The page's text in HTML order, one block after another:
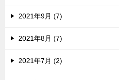
2021年9月 (7)
2021年8月 (7)
2021年7月 (2)